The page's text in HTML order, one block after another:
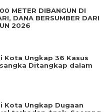
METER DIBANGUN DI
DANA BERSUMBER DARI
2026
Kota Ungkap 36 Kasus
Ditangkap dalam
Kota Ungkap Dugaan